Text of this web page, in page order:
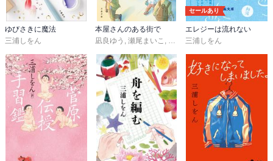
とになります。
代筆作業を通じて知り合った2人が、さくっと距離を縮めていきま
す。
/＿/     主な登場人物     ＿/＿/＿/
遠田薫　書家
続力　つづきちから、三日月ホテル
三木遥人　はると、生徒
ゆびさきに魔法
三浦しをん
本屋さんのある街で
凪良ゆう , 瀬尾まいこ , 坂木司,一穂ミチ
セールあり
エレジーは流れない
三浦しをん